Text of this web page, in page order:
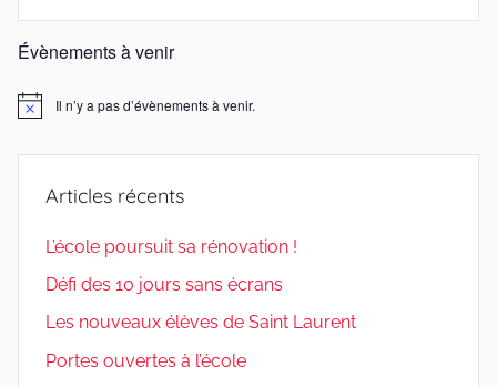
:
Évènements à venir
Notice Il n’y a pas d’évènements à venir.
Articles récents
L’école poursuit sa rénovation !
Défi des 10 jours sans écrans
Les nouveaux élèves de Saint Laurent
Portes ouvertes à l’école